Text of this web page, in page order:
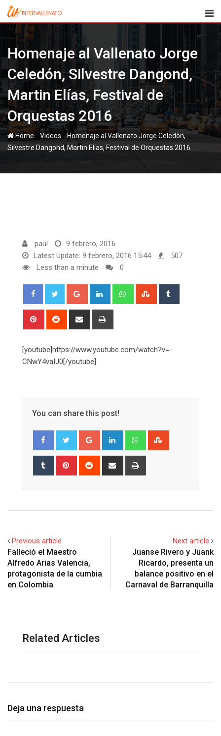
Skip
content
Homenaje al Vallenato Jorge
Celedón, Silvestre Dangond,
Martin Elías, Festival de
Orquestas 2016
Home -Videos-Homenaje al Vallenato Jorge Celedón,
Silvestre Dangond, Martin Elías, Festival de Orquestas 2016
paul
9 febrero, 2016
Latest Update: 9 febrero, 2016 15:44
507
Less than a minute
0
Google+ LinkedIn WhatsappStumbleUpon
Pinterest Reddit
Share
[youtube]https://www.youtube.com/watch?v=-
CNwY4vaIJ0[/youtube]
You can share this post!
Google+ LinkedIn Whatsapp
Tumblr Pinterest Reddit
Share
Previous article
Falleció el Maestro
Alfredo Arias Valencia,
protagonista de la cumbia
en Colombia
Next article
Juanse Rivero y Juank
Ricardo, presenta un
balance positivo en el
Carnaval de Barranquilla
Related Articles
Deja una respuesta